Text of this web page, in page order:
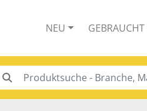
NEU GEBRAUCHT